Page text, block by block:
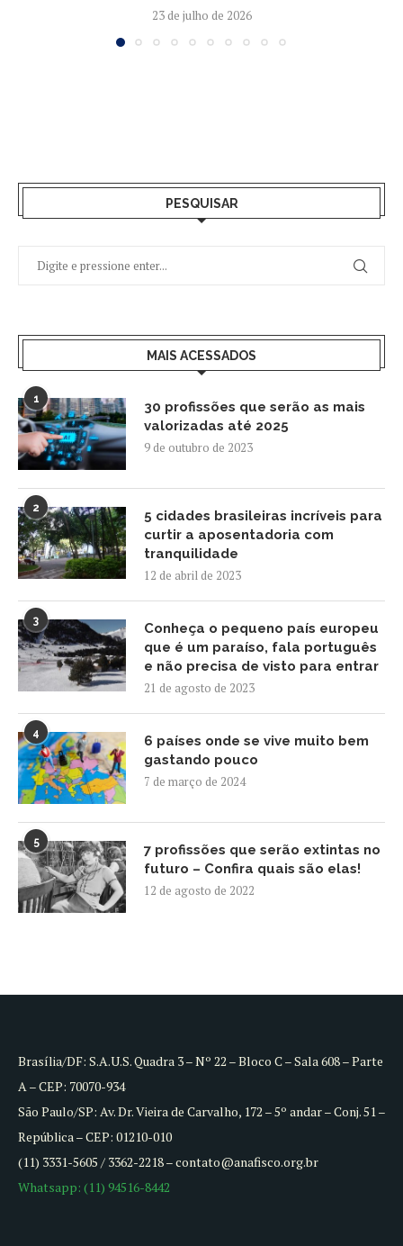
23 de julho de 2026
PESQUISAR
MAIS ACESSADOS
1
30 profissões que serão as mais
valorizadas até 2025
9 de outubro de 2023
2
5 cidades brasileiras incríveis para
curtir a aposentadoria com
tranquilidade
12 de abril de 2023
3
Conheça o pequeno país europeu
que é um paraíso, fala português
e não precisa de visto para entrar
21 de agosto de 2023
4
6 países onde se vive muito bem
gastando pouco
7 de março de 2024
5
7 profissões que serão extintas no
futuro – Confira quais são elas!
12 de agosto de 2022
Brasília/DF: S.A.U.S. Quadra 3 – Nº 22 – Bloco C – Sala 608 – Parte
A – CEP: 70070-934
São Paulo/SP: Av. Dr. Vieira de Carvalho, 172 – 5º andar – Conj. 51 –
República – CEP: 01210-010
(11) 3331-5605 / 3362-2218 – contato@anafisco.org.br
Whatsapp: (11) 94516-8442